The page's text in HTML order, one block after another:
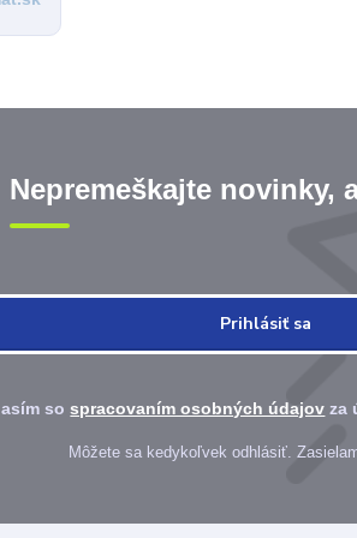
Nepremeškajte novinky,
Prihlásiť sa
sospracovaním osobných údajov za
Môžete sa kedykoľvek odhlásiť.